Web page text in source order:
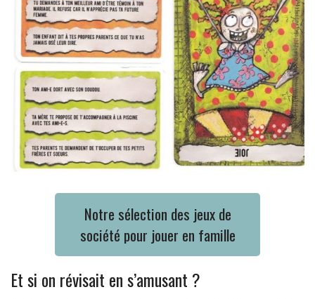
Notre sélection des jeux de
société pour jouer en famille
Et si on révisait en s’amusant ?